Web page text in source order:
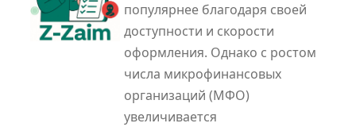
популярнее благодаря своей
доступности и скорости
оформления. Однако с ростом
числа микрофинансовых
организаций (МФО)
увеличивается